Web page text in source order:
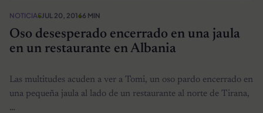
NOTICIASJUL 20, 20166 MIN
Oso desesperado encerrado en una jaula
en un restaurante en Albania
Las multitudes acuden a ver a Tomi, un oso pardo encerrado en
una pequeña jaula al lado de un restaurante al norte de Tirana,
…